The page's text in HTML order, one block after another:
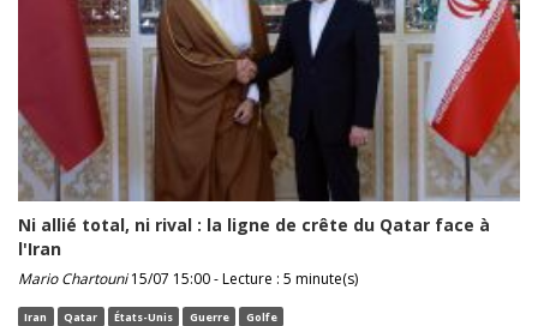
Ni allié total, ni rival : la ligne de crête du Qatar face à
l'Iran
Mario Chartouni15/07 15:00 - Lecture : 5 minute(s)
Iran Qatar États-Unis Guerre Golfe